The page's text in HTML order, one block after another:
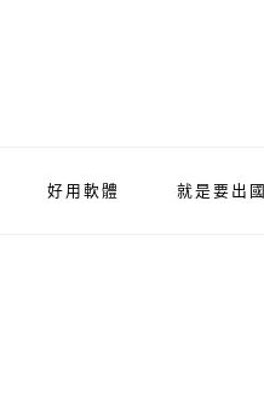
好用軟體 就是要出國